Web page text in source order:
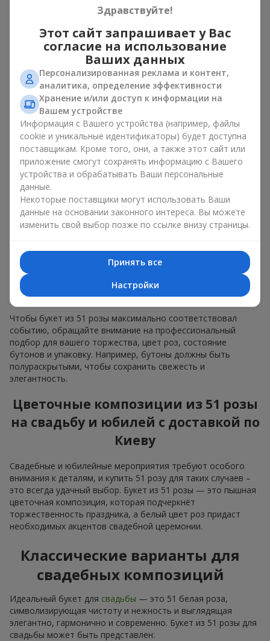
из 51 розы?
Грандиозная цветочная композиция, звезда которой — 51
роза, это цветы для королевского торжества. Конечно, вы
не будете дарить букет из 51 розы каждый день. Однако
если событие действительно особенное, такой подарок
станет апофеозом вечера. Можно выбрать большое
количество цветов в букете из 51 розы или заказать моно-
букет в монохроме, чтобы впечатлить адресата. Подарите
букет из 51 розы, чтобы показать свои искренние и
глубокие чувства, подчеркнуть любовь и уважение к
дорогому вам человеку.
Ищете цветы для праздничного оформления? Букет из 51
розы прекрасно справляется с этой задачей. Выбирайте
растения с насыщенным цветом для декора помещений и
создания невероятных фотозон. Хотя здесь подойдут и
розыпо одной, а также небольшие букеты из11 ,15,21или
цветка.
Как выбрать идеальный букет
праздника?
Чтобы букет из 51 розы максимально соответствовал
событию, обращайте внимание на профессиональный
подбор для вашего торжества, цвет роз, состояние
бутонов и упаковку. Например, бутоны должны быть
полураскрытыми, чтобы сохранить свежесть и
элегантность.
Цветочные композиции из 51 розы
на свадьбу и юбилей с доставкой по
Киеву
Свадебные и юбилейные мероприятия требуют особого
внимания к деталям, и купить 51 розу для таких случаев –
это всегда удачный выбор. Букет из 51 розы — это пышная
цветочная композиция, которая подчеркнёт
торжественность праздника, а белый цвет роз придаст
необходимых акцентов свадебной церемонии.
Классические варианты для
свадебных композиций
Идеальный букет для свадьбы — это 51 белая роза,
символизирующая чистоту и нежность и выглядящая
элегантно, гармонично и современно. Букет из 51 розы для
свадьбы может быть представлен:
Здравствуйте!
Этот сайт запрашивает у Вас
согласие на использование
Ваших данных
Персонализированная реклама и контент,
аналитика, определение эффективности
Хранение и/или доступ к информации на
Вашем устройстве
Информация с Вашего устройства (например, файлы
cookie и уникальные идентификаторы) будет доступна
поставщикам. Кроме того, они, а также этот сайт или
приложение смогут сохранять информацию с Вашего
устройства и обрабатывать Ваши персональные
данные.
Некоторые поставщики могут использовать Ваши
данные на основании законного интереса. Вы можете
изменить свой выбор позже по ссылке внизу страницы.
Принять все
Настройки